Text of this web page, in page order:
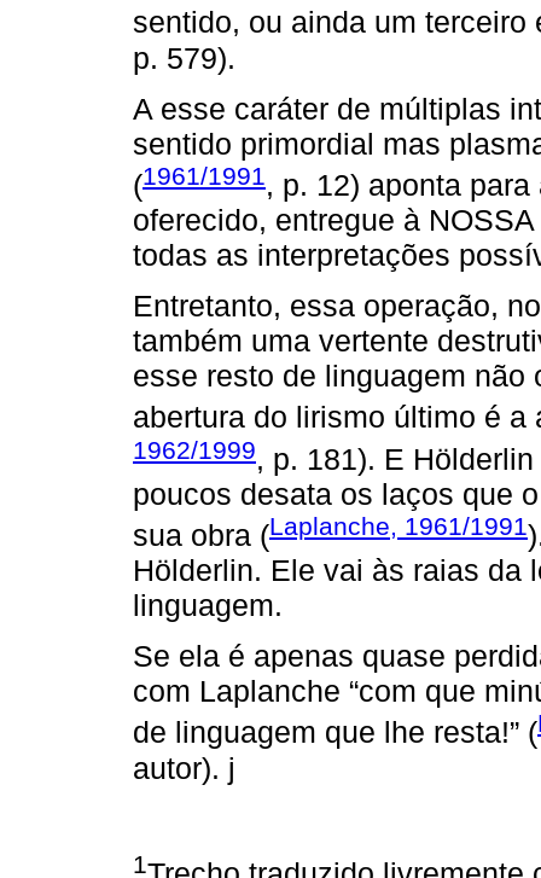
sentido, ou ainda um terceiro
p. 579).
A esse caráter de múltiplas
sentido primordial mas
(1961/1991, p. 12) aponta
oferecido, entregue à
todas as interpretações
Entretanto, essa operação,
também uma vertente
esse resto de linguagem não
abertura do lirismo último é a
1962/1999, p. 181). E
poucos desata os laços que
sua obra (Laplanche, 1961/1991
Hölderlin. Ele vai às raias da
linguagem.
Se ela é apenas quase
com Laplanche “com que
de linguagem que lhe resta!” (
autor). j
1